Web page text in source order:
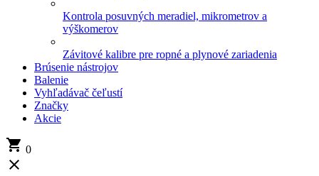
Kontrola posuvných meradiel, mikrometrov a
výškomerov
Závitové kalibre pre ropné a plynové zariadenia
Brúsenie nástrojov
Balenie
Vyhľadávač čeľustí
Značky
Akcie
 0
